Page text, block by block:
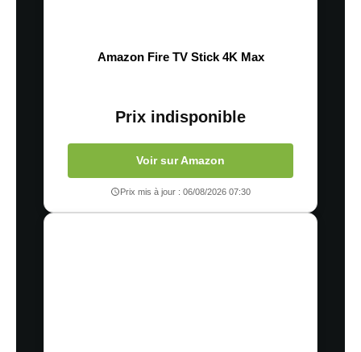
Amazon Fire TV Stick 4K Max
Prix indisponible
Voir sur Amazon
Prix mis à jour : 06/08/2026 07:30